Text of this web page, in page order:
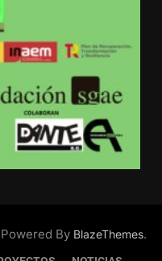
By BlazeThemes.